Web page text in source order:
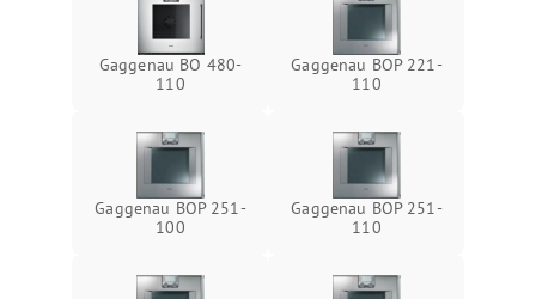
Gaggenau BO 480-
110
Gaggenau BOP 221-
110
Gaggenau BOP 251-
100
Gaggenau BOP 251-
110